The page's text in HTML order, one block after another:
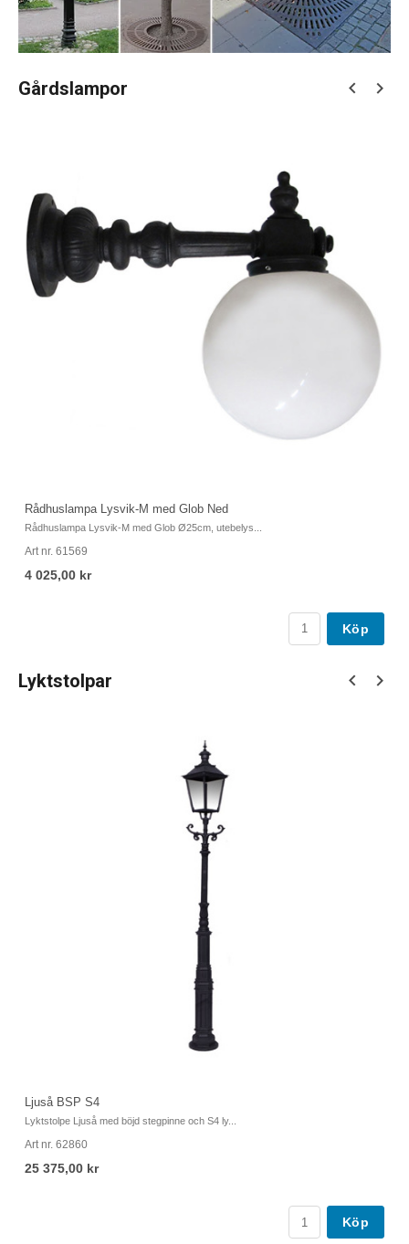
Gårdslampor
Rådhuslampa Lysvik-M med Glob Ned
Rådhuslampa Lysvik-M med Glob Ø25cm, utebelys...
Art nr. 61569
4 025,00 kr
Köp
Lyktstolpar
Ljuså BSP S4
Lyktstolpe Ljuså med böjd stegpinne och S4 ly...
Art nr. 62860
25 375,00 kr
Köp